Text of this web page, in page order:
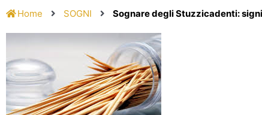
Home SOGNI Sognare degli Stuzzicadenti: